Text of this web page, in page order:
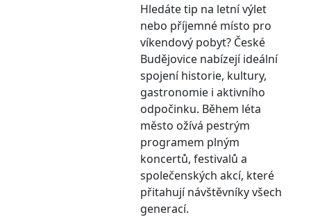
Hledáte tip na letní výlet
nebo příjemné místo pro
víkendový pobyt? České
Budějovice nabízejí ideální
spojení historie, kultury,
gastronomie i aktivního
odpočinku. Během léta
město ožívá pestrým
programem plným
koncertů, festivalů a
společenských akcí, které
přitahují návštěvníky všech
generací.